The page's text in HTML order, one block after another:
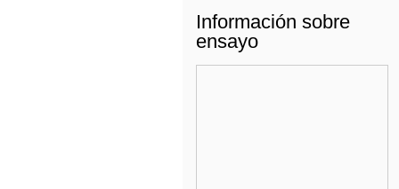
Información sobre
ensayo